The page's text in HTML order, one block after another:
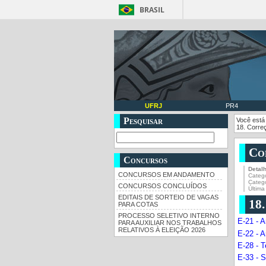
BRASIL
UFRJ PR4
Pesquisar
Concursos
CONCURSOS EM ANDAMENTO
CONCURSOS CONCLUÍDOS
EDITAIS DE SORTEIO DE VAGAS
PARA COTAS
PROCESSO SELETIVO INTERNO
PARA AUXILIAR NOS TRABALHOS
RELATIVOS À ELEIÇÃO 2026
Você
18.
E-21 -
E-22 -
E-28 -
E-33 -